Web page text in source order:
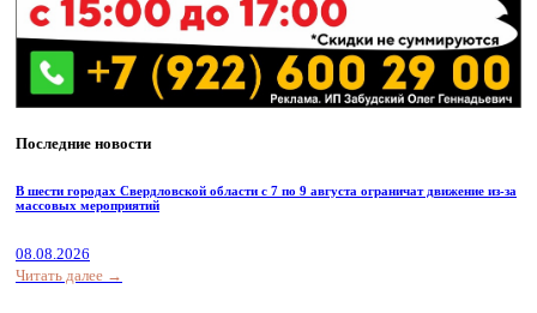
Последние новости
В шести городах Свердловской области с 7 по 9 августа ограничат движение из-за
массовых мероприятий
08.08.2026
Читать далее →